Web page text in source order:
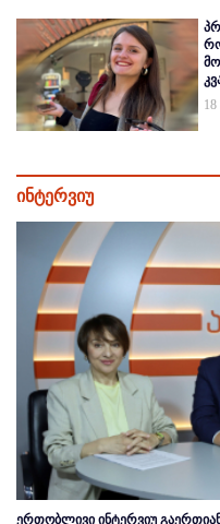
ინტერვიუ
ერთობლივი ინტერვიუ